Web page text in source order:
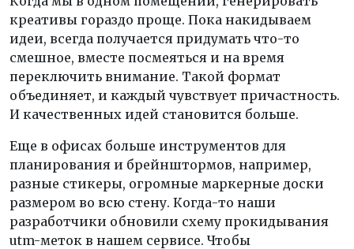
креативы гораздо проще. Пока накидываем
идеи, всегда получается придумать что-то
смешное, вместе посмеяться и на время
переключить внимание. Такой формат
объединяет, и каждый чувствует причастность.
И качественных идей становится больше.
Еще в офисах больше инструментов для
планирования и брейнштормов, например,
разные стикеры, огромные маркерные доски
размером во всю стену. Когда-то наши
разработчики обновили схему прокидывания
utm-меток в нашем сервисе. Чтобы